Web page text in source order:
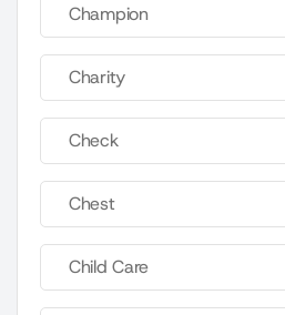
Champion
Charity
Check
Chest
Child Care